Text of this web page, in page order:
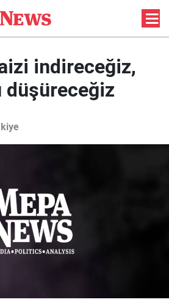
indireceğiz,
düşüreceğiz